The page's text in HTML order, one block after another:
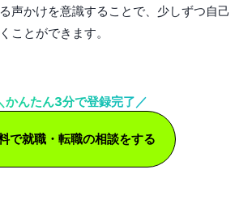
声かけを意識することで、少しずつ自己
ことができます。
かんたん3分で登録完了／
で就職・転職の相談をする